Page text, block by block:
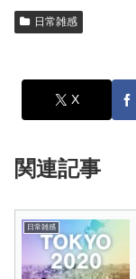
日常雑感
X
関連記事
日常雑感